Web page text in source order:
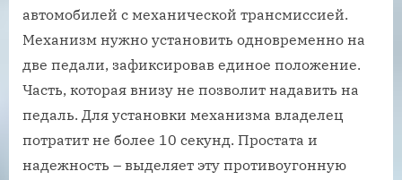
автомобилей с механической трансмиссией.
Механизм нужно установить одновременно на
две педали, зафиксировав единое положение.
Часть, которая внизу не позволит надавить на
педаль. Для установки механизма владелец
потратит не более 10 секунд. Простата и
надежность – выделяет эту противоугонную